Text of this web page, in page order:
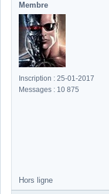
Membre
Inscription : 25-01-2017
Messages : 10 875
Hors ligne